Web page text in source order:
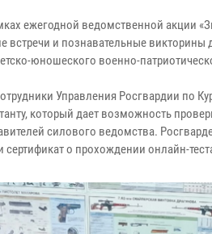
ежегодной ведомственной акции
встречи и познавательные
юношеского военно-
Управления Росгвардии по
который дает возможность
силового ведомства.
о прохождении онлайн-